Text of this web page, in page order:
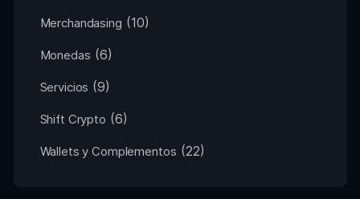
Merchandasing (10)
Monedas (6)
Servicios (9)
Shift Crypto (6)
Wallets y Complementos (22)